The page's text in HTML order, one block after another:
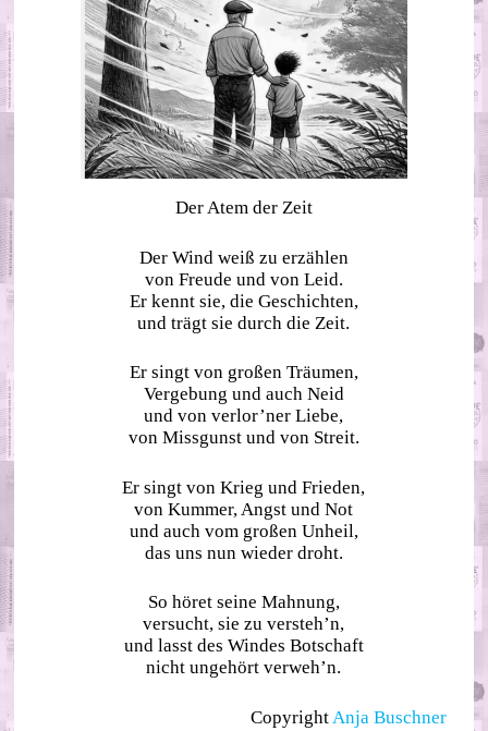
Der Atem der Zeit
Der Wind weiß zu erzählen
von Freude und von Leid.
Er kennt sie, die Geschichten,
und trägt sie durch die Zeit.
Er singt von großen Träumen,
Vergebung und auch Neid
und von verlor’ner Liebe,
von Missgunst und von Streit.
Er singt von Krieg und Frieden,
von Kummer, Angst und Not
und auch vom großen Unheil,
das uns nun wieder droht.
So höret seine Mahnung,
versucht, sie zu versteh’n,
und lasst des Windes Botschaft
nicht ungehört verweh’n.
Copyright Anja Buschner